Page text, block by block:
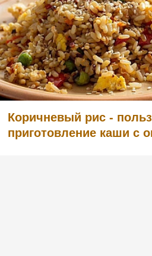
Коричневый рис -
приготовление каши с